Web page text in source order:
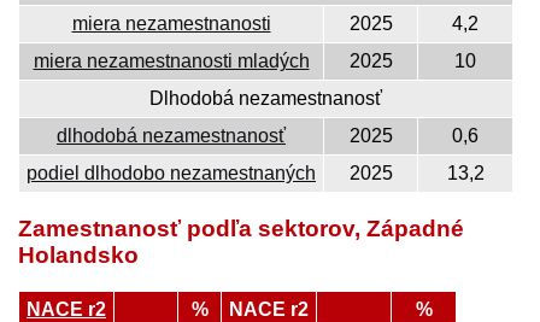
miera nezamestnanosti
2025
4,2
miera nezamestnanosti mladých
2025
10
Dlhodobá nezamestnanosť
dlhodobá nezamestnanosť
2025
0,6
podiel dlhodobo nezamestnaných
2025 13,2
Zamestnanosť podľa sektorov, Západné
Holandsko
NACE r2 % NACE r2
%